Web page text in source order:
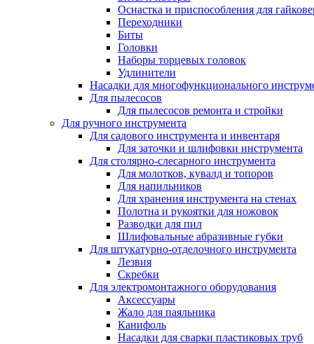
Оснастка и приспособления для
Переходники
Биты
Головки
Наборы торцевых головок
Удлинители
Насадки для многофункционального
Для пылесосов
Для пылесосов ремонта и стройки
Для ручного инструмента
Для садового инструмента и инвентаря
Для заточки и шлифовки инструмента
Для столярно-слесарного инструмента
Для молотков, кувалд и топоров
Для напильников
Для хранения инструмента на стенах
Полотна и рукоятки для ножовок
Разводки для пил
Шлифовальные абразивные губки
Для штукатурно-отделочного инструмента
Лезвия
Скребки
Для электромонтажного оборудования
Аксессуары
Жало для паяльника
Канифоль
Насадки для сварки пластиковых труб